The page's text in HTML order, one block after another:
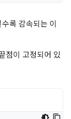
록 감속되는 이
점이 고정되어 있